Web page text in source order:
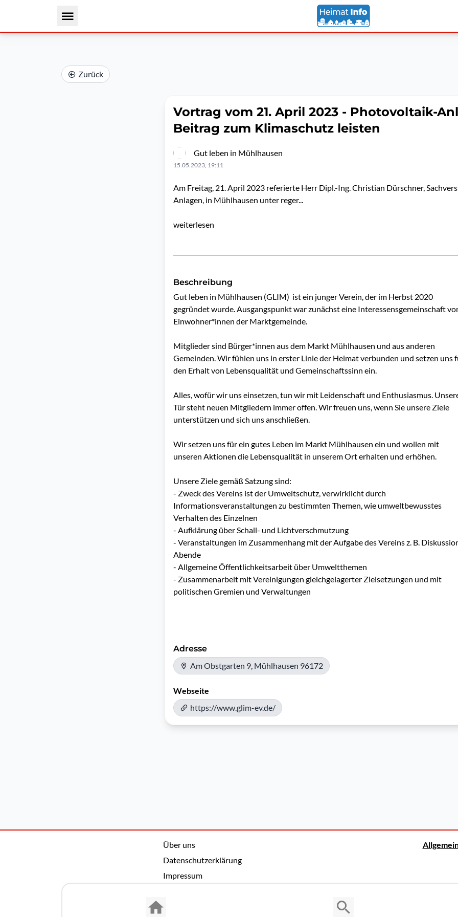
Zurück
Vortrag vom 21. April 2023 - Photovoltaik-
Beitrag zum Klimaschutz leisten
Gut leben in Mühlhausen
15.05.2023, 19:11
Am Freitag, 21. April 2023 referierte Herr Dipl.-Ing. Christian Dürschner,
Anlagen, in Mühlhausen unter reger...
weiterlesen
Beschreibung
Gut leben in Mühlhausen (GLIM)  ist ein junger Verein, der im Herbst 2020
gegründet wurde. Ausgangspunkt war zunächst eine Interessensgemeinschaft
Einwohner*innen der Marktgemeinde.
Mitglieder sind Bürger*innen aus dem Markt Mühlhausen und aus anderen
Gemeinden. Wir fühlen uns in erster Linie der Heimat verbunden und setzen uns
den Erhalt von Lebensqualität und Gemeinschaftssinn ein.
Alles, wofür wir uns einsetzen, tun wir mit Leidenschaft und Enthusiasmus.
Tür steht neuen Mitgliedern immer offen. Wir freuen uns, wenn Sie unsere Ziele
unterstützen und sich uns anschließen.
Wir setzen uns für ein gutes Leben im Markt Mühlhausen ein und wollen mit
unseren Aktionen die Lebensqualität in unserem Ort erhalten und erhöhen.
Unsere Ziele gemäß Satzung sind:
- Zweck des Vereins ist der Umweltschutz, verwirklicht durch
Informationsveranstaltungen zu bestimmten Themen, wie umweltbewusstes
Verhalten des Einzelnen
- Aufklärung über Schall- und Lichtverschmutzung
- Veranstaltungen im Zusammenhang mit der Aufgabe des Vereins z. B.
Abende
- Allgemeine Öffentlichkeitsarbeit über Umweltthemen
- Zusammenarbeit mit Vereinigungen gleichgelagerter Zielsetzungen und mit
politischen Gremien und Verwaltungen
Adresse
Am Obstgarten 9, Mühlhausen 96172
Webseite
https://www.glim-ev.de/
Über uns
Datenschutzerklärung
Impressum
Copyright © 2026 Cosmema GmbH